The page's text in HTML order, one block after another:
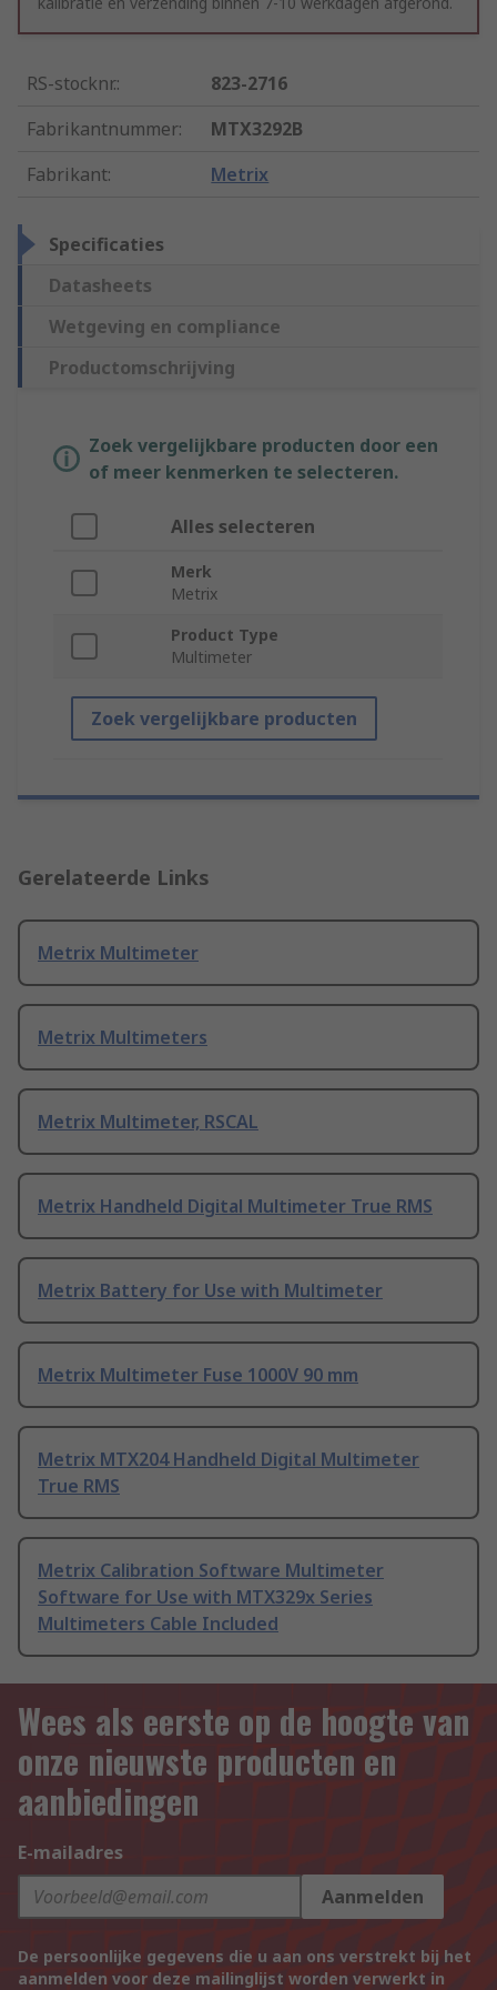
RS-stocknr.:
823-2716
Fabrikantnummer:
MTX3292B
Fabrikant: Metrix
Specificaties
Datasheets
Wetgeving en compliance
Productomschrijving
Zoek vergelijkbare producten door een
of meer kenmerken te selecteren.
Alles selecteren
Merk
Metrix
Product Type
Multimeter
Zoek vergelijkbare producten
Gerelateerde Links
Metrix Multimeter
Metrix Multimeters
Metrix Multimeter, RSCAL
Metrix Handheld Digital Multimeter True RMS
Metrix Battery for Use with Multimeter
Metrix Multimeter Fuse 1000V 90 mm
Metrix MTX204 Handheld Digital Multimeter
True RMS
Metrix Calibration Software Multimeter
Software for Use with MTX329x Series
Multimeters Cable Included
Wees als eerste op de hoogte van
onze nieuwste producten en
aanbiedingen
E-mailadres
Aanmelden
De persoonlijke gegevens die u aan ons verstrekt bij het
aanmelden voor deze mailinglijst worden verwerkt in